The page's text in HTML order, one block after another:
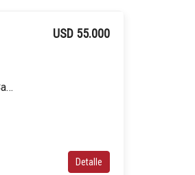
Terreno / Lote en venta de 433m2 ubicado en Campana
USD 55.000
Detalle